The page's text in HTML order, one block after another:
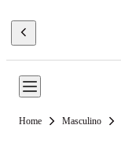
Masculino